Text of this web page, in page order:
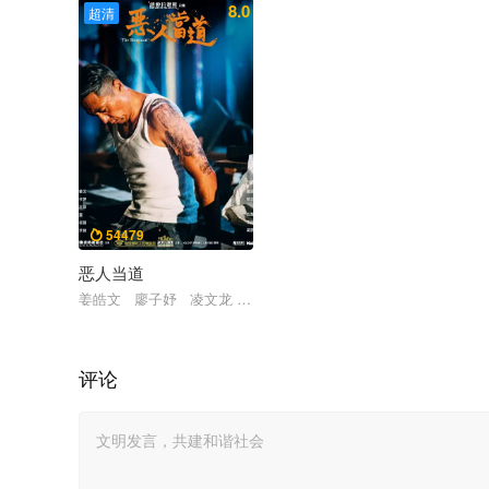
超清 8.0
 54479
恶人当道
姜皓文 廖子妤 凌文龙 叶童 尹扬明 苏天乐 张国强 张松
评论